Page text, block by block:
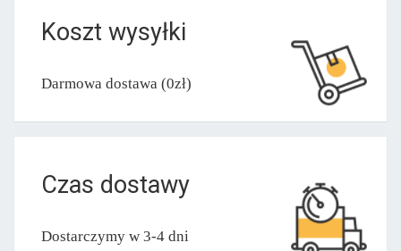
Koszt wysyłki
Darmowa dostawa (0zł)
Czas dostawy
Dostarczymy w 3-4 dni